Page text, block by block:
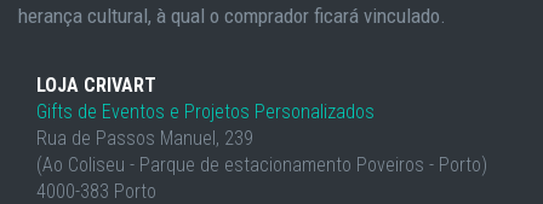
herança cultural, à qual o comprador ficará vinculado.
LOJA CRIVART
Gifts de Eventos e Projetos Personalizados
Rua de Passos Manuel, 239
(Ao Coliseu - Parque de estacionamento Poveiros - Porto)
4000-383 Porto